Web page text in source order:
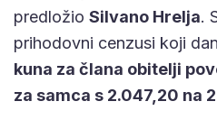
predložio Silvano Hrelja.
prihodovni cenzusi koji
kuna za člana obitelji
za samca s 2.047,20 na